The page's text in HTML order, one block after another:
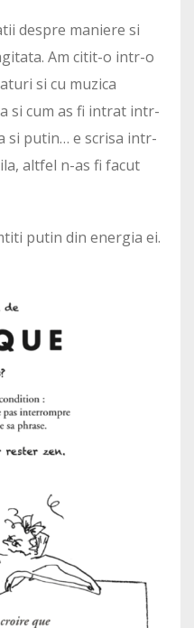
despre maniere si
Am citit-o intr-o
si cu muzica
si cum as fi intrat intr-
si putin… e scrisa intr-
altfel n-as fi facut
putin din energia ei.